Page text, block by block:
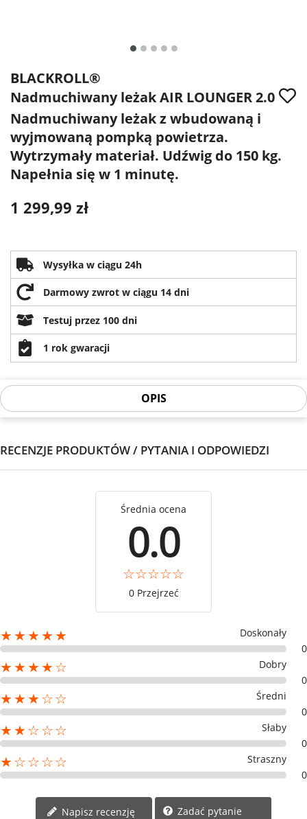
BLACKROLL®
Nadmuchiwany leżak AIR LOUNGER 2.0
Nadmuchiwany leżak z wbudowaną i
wyjmowaną pompką powietrza.
Wytrzymały materiał. Udźwig do 150 kg.
Napełnia się w 1 minutę.
1 299,99 zł
Wysyłka w ciągu 24h
Darmowy zwrot w ciągu 14 dni
Testuj przez 100 dni
1 rok gwaracji
OPIS
RECENZJE PRODUKTÓW / PYTANIA I ODPOWIEDZI
Średnia ocena
0.0
0 Przejrzeć
★★★★★
Doskonały
0
★★★★☆
Dobry
0
★★★☆☆
Średni
0
★★☆☆☆
Słaby
0
★☆☆☆☆
Straszny
0
Napisz recenzję Zadać pytanie